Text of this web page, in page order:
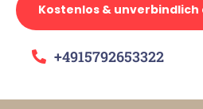
Kostenlos &
+4915792653322